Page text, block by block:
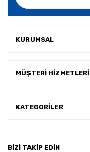
KURUMSAL
MÜŞTERİ HİZMETLERİ
KATEGORİLER
BİZİ TAKİP EDİN